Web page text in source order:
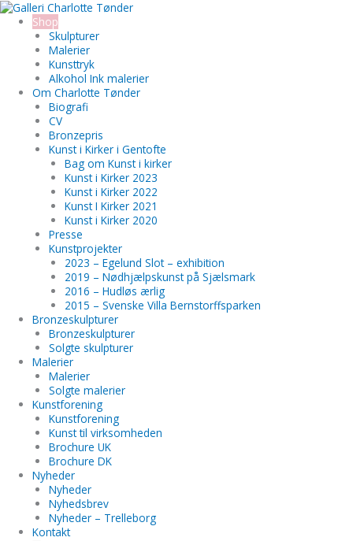
Gå
indholdet
Shop
Skulpturer
Malerier
Kunsttryk
Alkohol Ink malerier
Om Charlotte Tønder
Biografi
CV
Bronzepris
Kunst i Kirker i Gentofte
Bag om Kunst i kirker
Kunst i Kirker 2023
Kunst i Kirker 2022
Kunst I Kirker 2021
Kunst i Kirker 2020
Presse
Kunstprojekter
2023 – Egelund Slot – exhibition
2019 – Nødhjælpskunst på Sjælsmark
2016 – Hudløs ærlig
2015 – Svenske Villa Bernstorffsparken
Bronzeskulpturer
Bronzeskulpturer
Solgte skulpturer
Malerier
Malerier
Solgte malerier
Kunstforening
Kunstforening
Kunst til virksomheden
Brochure UK
Brochure DK
Nyheder
Nyheder
Nyhedsbrev
Nyheder – Trelleborg
Kontakt
Search...